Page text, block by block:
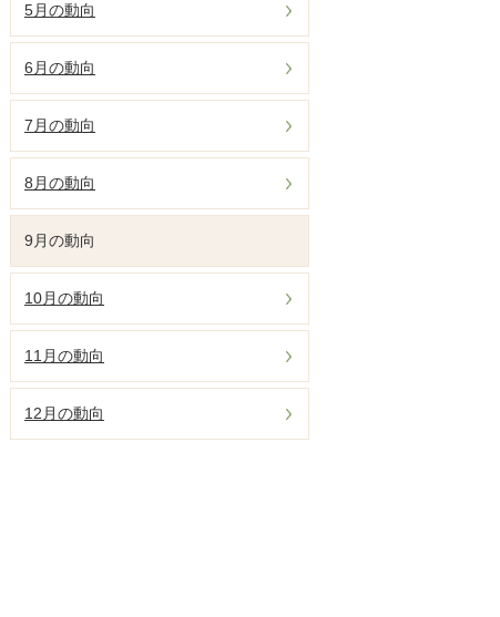
5月の動向
6月の動向
7月の動向
8月の動向
9月の動向
10月の動向
11月の動向
12月の動向